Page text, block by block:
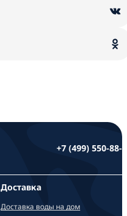
+7 (499) 550-88-
Доставка
Доставка воды на дом